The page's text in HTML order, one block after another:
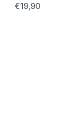
€19,90